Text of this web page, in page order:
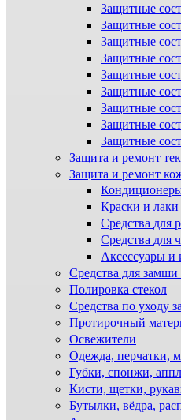
Защитные
Защитные
Защитные
Защитные
Защитные
Защитные
Защитные
Защитные
Защитные
Защита и ремонт
Защита и ремонт
Краски и
Средства для
Средства для
Аксессуары и
Средства для замши
Полировка стекол
Средства по уходу
Протирочный
Освежители
Одежда, перчатки,
Губки, спонжи,
Кисти, щетки,
Бутылки, вёдра,